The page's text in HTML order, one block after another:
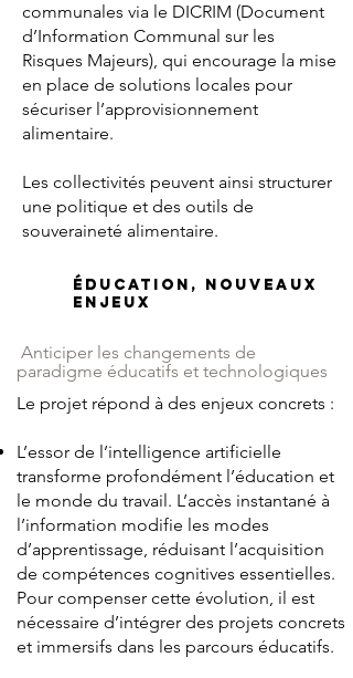
communales via le DICRIM (Document
d’Information Communal sur les
Risques Majeurs), qui encourage la mise
en place de solutions locales pour
sécuriser l’approvisionnement
alimentaire.
Les collectivités peuvent ainsi structurer
une politique et des outils de
souveraineté alimentaire.
Éducation, nouveaux
Enjeux
Anticiper les changements de
paradigme éducatifs et technologiques
Le projet répond à des enjeux concrets :
L’essor de l’intelligence artificielle
transforme profondément l’éducation et
le monde du travail. L’accès instantané à
l’information modifie les modes
d’apprentissage, réduisant l’acquisition
de compétences cognitives essentielles.
Pour compenser cette évolution, il est
nécessaire d’intégrer des projets concrets
et immersifs dans les parcours éducatifs.